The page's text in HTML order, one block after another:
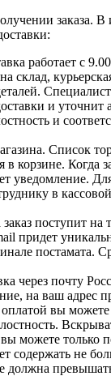
заказа. В
работает с
склад,
и уточнит
и
Список
в корзине. Когда
уведомление.
в
поступит на
придет
постамата.
через почту
на ваш адрес
вы можете
можете только
содержать не
должна